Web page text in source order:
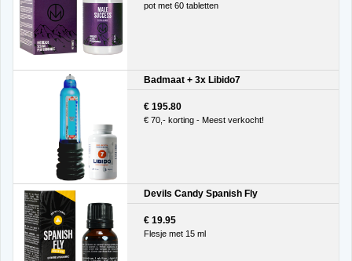
pot met 60 tabletten
Badmaat + 3x Libido7
€ 195.80
€ 70,- korting - Meest verkocht!
Devils Candy Spanish Fly
€ 19.95
Flesje met 15 ml